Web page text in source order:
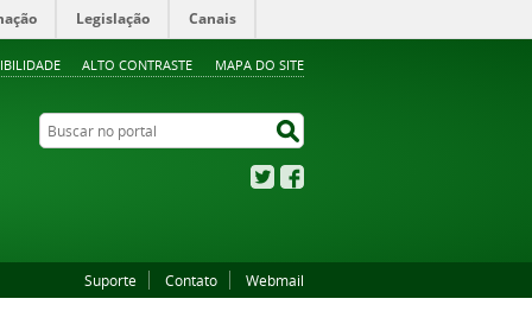
ALTO CONTRASTE MAPA DO SITE
Legislação Canais
Buscar no portal
Twitter
Suporte Contato Webmail